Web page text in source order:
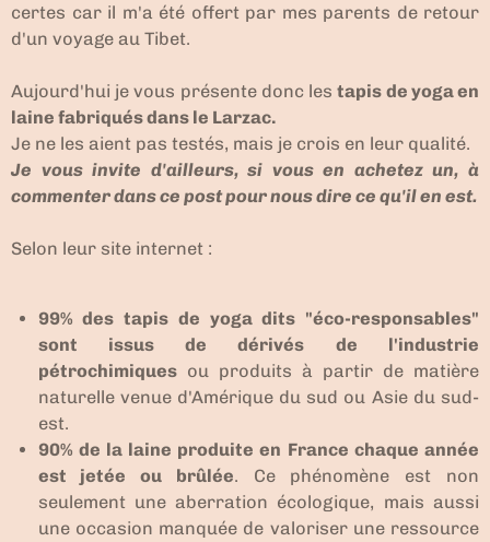
certes car il m'a été offert par mes parents de retour
d'un voyage au Tibet.
Aujourd'hui je vous présente donc les tapis de yoga en
laine fabriqués dans le Larzac.
Je ne les aient pas testés, mais je crois en leur qualité.
Je vous invite d'ailleurs, si vous en achetez un, à
commenter dans ce post pour nous dire ce qu'il en est.
Selon leur site internet :
99% des tapis de yoga dits "éco-responsables"
sont issus de dérivés de l'industrie
pétrochimiques ou produits à partir de matière
naturelle venue d'Amérique du sud ou Asie du sud-
est.
90% de la laine produite en France chaque année
est jetée ou brûlée. Ce phénomène est non
seulement une aberration écologique, mais aussi
une occasion manquée de valoriser une ressource